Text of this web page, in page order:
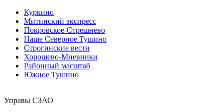
Куркино
Митинский экспресс
Покровское-Стрешнево
Наше Северное Тушино
Строгинские вести
Хорошево-Мневники
Районный масштаб
Южное Тушино
Управы СЗАО